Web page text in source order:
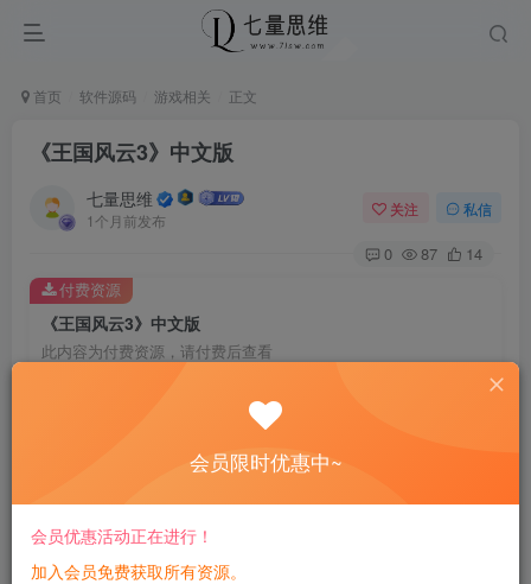
首页 软件源码 游戏相关 正文
《王国风云3》中文版
七量思维
1个月前发布
关注 私信
0 87 14
《王国风云3》中文版
此内容为付费资源，请付费后查看
8.8
您当前未登录！建议登陆后购买，可保存购买订单
付费资源
会员限时优惠中~
会员优惠活动正在进行！
加入会员免费获取所有资源。